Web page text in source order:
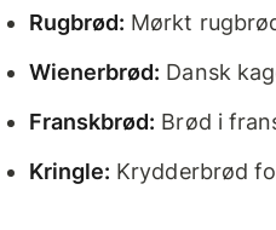
Rugbrød: Mørkt
Wienerbrød: Dansk
Franskbrød: Brød i
Kringle: Krydderbrød